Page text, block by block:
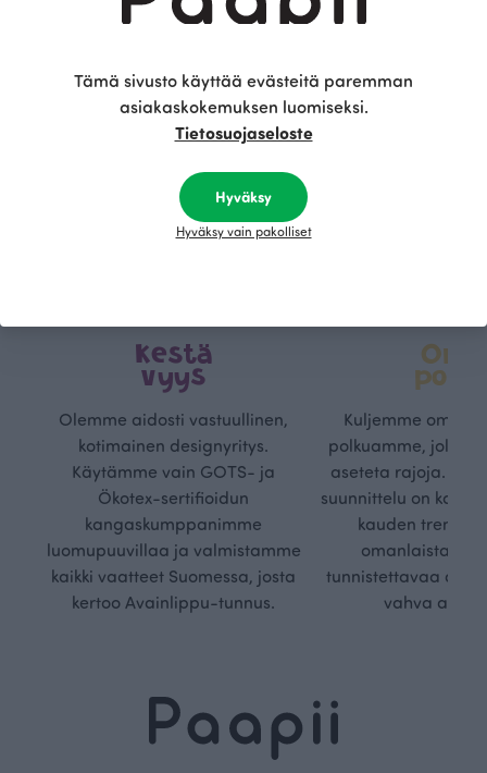
Kestä
vyys
Olemme aidosti vastuullinen,
kotimainen designyritys.
Käytämme vain GOTS- ja
Ökotex-sertifioidun
kangaskumppanimme
luomupuuvillaa ja valmistamme
kaikki vaatteet Suomessa, josta
kertoo Avainlippu-tunnus.
Oma
Kuljemme omaa,
polkuamme, jolla
aseteta rajoja.
suunnittelu on
kauden
omanlaista,
tunnistettavaa
vahva
Tämä sivusto käyttää evästeitä paremman
asiakaskokemuksen luomiseksi.
Tietosuojaseloste
Hyväksy
Hyväksy vain pakolliset